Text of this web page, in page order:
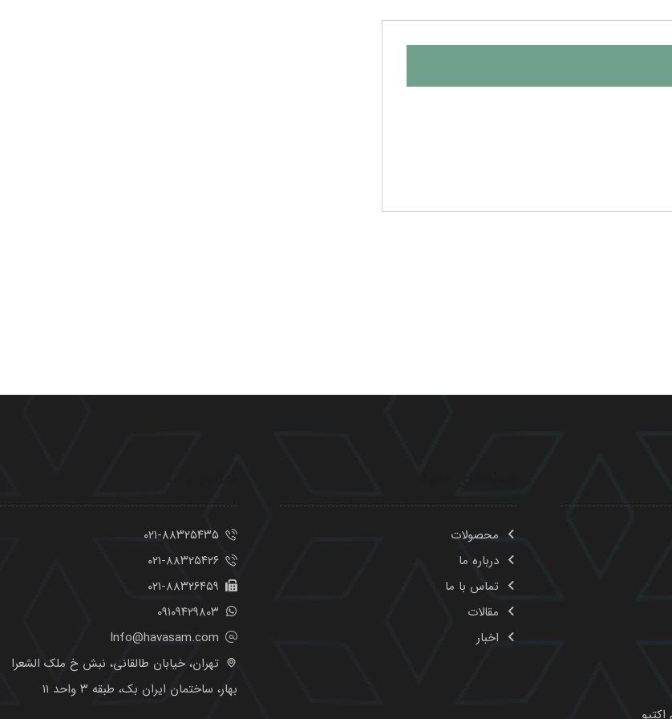
محصولات
۰۲۱-۸۸۳۲۵۴۳۵
تهران، خیابان طالقانی، نبش خ ملک الشعرا
بهار، ساختمان ایران بک، طبقه ۳ واحد ۱۱